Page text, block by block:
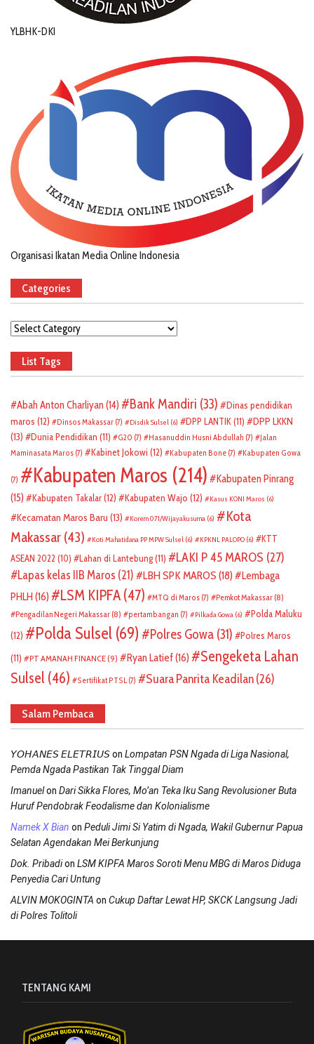
YLBHK-DKI
Organisasi Ikatan Media Online Indonesia
Categories
Categories
List Tags
Abah Anton Charliyan (14) Bank Mandiri (33)
Dinas pendidikan
maros (12) Dinsos Makassar (7) Disdik Sulsel (6) DPP LANTIK(11)
DPP LKKN
(13)
Dunia Pendidikan (11) G20 (7) Hasanuddin Husni Abdullah (7)
Jalan
Maminasata Maros (7) Kabinet Jokowi (12) Kabupaten Bone (7) Kabupaten Gowa
(7) Kabupaten Maros (214)
Kabupaten Pinrang
(15)
Kabupaten Takalar(12) Kabupaten Wajo (12) Kasus KONI Maros (6)
Kecamatan Maros Baru (13) Korem 071/Wijayakusuma (6)
Kota
Makassar (43) Koti Mahatidana PP MPW Sulsel (6) KPKNL PALOPO (6)
KTT
ASEAN 2022 (10) Lahan di Lantebung(11) LAKI P 45 MAROS (27)
Lapas kelas IIB Maros (21) LBH SPK MAROS (18)
Lembaga
PHLH (16) LSM KIPFA (47) MTQ di Maros (7) Pemkot Makassar (8)
Pengadilan Negeri Makassar (8) pertambangan (7) Pilkada Gowa (6)
Polda Maluku
(12)
Polda Sulsel (69) Polres Gowa (31)
Polres Maros
(11)
PT AMANAH FINANCE(9) Ryan Latief(16)
Sengeketa Lahan
Sulsel (46) Sertifikat PTSL (7) Suara Panrita Keadilan(26)
Salam Pembaca
𝘠𝘖𝘏𝘈𝘕𝘌𝘚 𝘌𝘓𝘌𝘛𝘙𝘐𝘜𝘚on Lompatan PSN Ngada di Liga Nasional,
Pemda Ngada Pastikan Tak Tinggal Diam
Imanuelon Dari Sikka Flores, Mo’an Teka Iku Sang Revolusioner Buta
Huruf Pendobrak Feodalisme dan Kolonialisme
Namek X Bian on Peduli Jimi Si Yatim di Ngada, Wakil Gubernur Papua
Selatan Agendakan Mei Berkunjung
Dok. Pribadion LSM KIPFA Maros Soroti Menu MBG di Maros Diduga
Penyedia Cari Untung
ALVIN MOKOGINTA on Cukup Daftar Lewat HP, SKCK Langsung Jadi
di Polres Tolitoli
TENTANG KAMI